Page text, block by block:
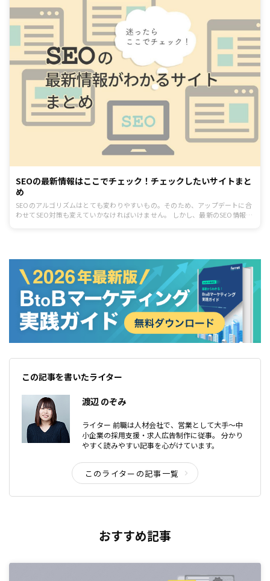
SEOの最新情報はここでチェック！チェックしたいサイトまと
め
SEOのアルゴリズムはとても変わりやすいもの。そのため、アップデートに合
わせてSEO対策も変えていかなければいけません。 しかし、最新のSEO情報は
この記事を書いたライター
渡辺 のぞみ
ライター 前職は人材会社で、営業として大手〜中
小企業の採用支援・求人広告制作に従事。 分かり
やすく読みやすい記事を心がけています。
このライターの記事一覧
おすすめ記事